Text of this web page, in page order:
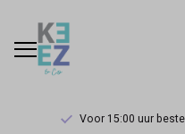
Voor 15:00 uur